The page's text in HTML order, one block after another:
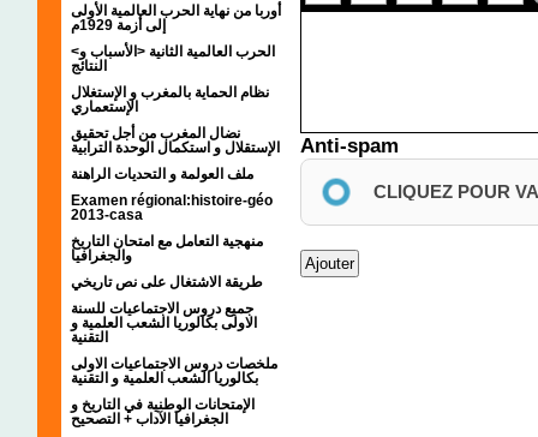
أوربا من نهاية الحرب العالمية الأولى
إلى أزمة 1929م
<الحرب العالمية الثانية <الأسباب و
النتائج
نظام الحماية بالمغرب و الإستغلال
الإستعماري
نضال المغرب من أجل تحقيق
الإستقلال و استكمال الوحدة الترابية
ملف العولمة و التحديات الراهنة
Examen régional:histoire-géo
2013-casa
منهجية التعامل مع امتحان التاريخ
والجغرافيا
طريقة الاشتغال على نص تاريخي
جميع دروس الاجتماعيات للسنة
الاولى بكالوريا الشعب العلمية و
التقنية
ملخصات دروس الاجتماعيات الاولى
بكالوريا الشعب العلمية و التقنية
الإمتحانات الوطنية في التاريخ و
الجغرافيا الآداب + التصحيح
Anti-spam
CLIQUEZ POUR